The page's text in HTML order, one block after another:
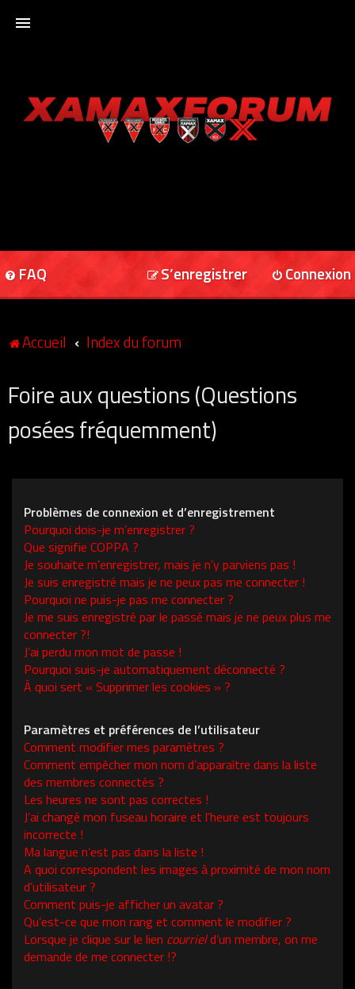
XAMAXFORUM
FAQ Connexion
S’enregistrer
Accueil Index du forum
Foire aux questions (Questions
posées fréquemment)
Problèmes de connexion et d’enregistrement
Pourquoi dois-je m’enregistrer ?
Que signifie COPPA ?
Je souhaite m’enregistrer, mais je n’y parviens pas !
Je suis enregistré mais je ne peux pas me connecter !
Pourquoi ne puis-je pas me connecter ?
Je me suis enregistré par le passé mais je ne peux plus me
connecter ?!
J’ai perdu mon mot de passe !
Pourquoi suis-je automatiquement déconnecté ?
À quoi sert « Supprimer les cookies » ?
Paramètres et préférences de l’utilisateur
Comment modifier mes paramètres ?
Comment empêcher mon nom d’apparaître dans la liste
des membres connectés ?
Les heures ne sont pas correctes !
J’ai changé mon fuseau horaire et l’heure est toujours
incorrecte !
Ma langue n’est pas dans la liste !
A quoi correspondent les images à proximité de mon nom
d’utilisateur ?
Comment puis-je afficher un avatar ?
Qu’est-ce que mon rang et comment le modifier ?
Lorsque je clique sur le lien courrield’un membre, on me
demande de me connecter !?